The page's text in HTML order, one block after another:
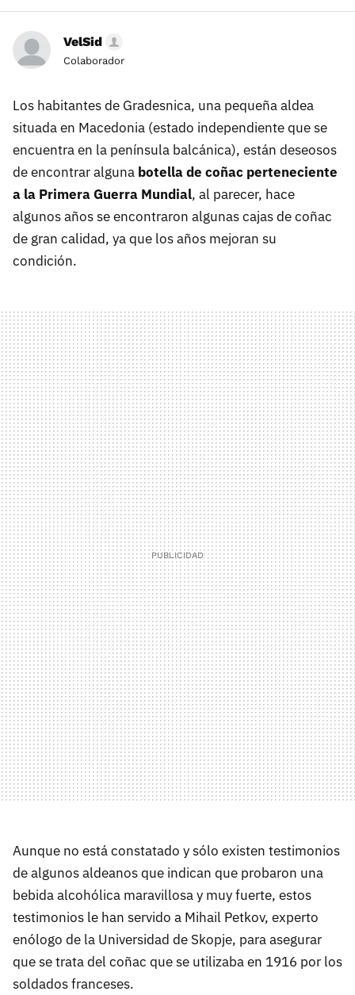
VelSid
Colaborador
Los habitantes de Gradesnica, una pequeña aldea
situada en Macedonia (estado independiente que se
encuentra en la península balcánica), están deseosos
de encontrar alguna botella de coñac perteneciente
a la Primera Guerra Mundial, al parecer, hace
algunos años se encontraron algunas cajas de coñac
de gran calidad, ya que los años mejoran su
condición.
Aunque no está constatado y sólo existen testimonios
de algunos aldeanos que indican que probaron una
bebida alcohólica maravillosa y muy fuerte, estos
testimonios le han servido a Mihail Petkov, experto
enólogo de la Universidad de Skopje, para asegurar
que se trata del coñac que se utilizaba en 1916 por los
soldados franceses.